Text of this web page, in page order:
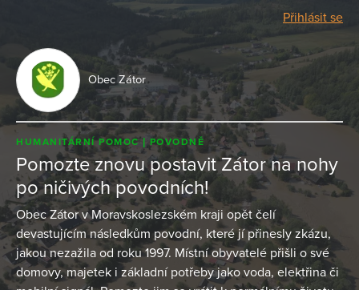
Přihlásit se
Obec Zátor
HUMANITÁRNÍ POMOC POVODNĚ
Pomozte znovu postavit Zátor na nohy
po ničivých povodních!
Obec Zátor v Moravskoslezském kraji opět čelí
devastujícím následkům povodní, které jí přinesly zkázu,
jakou nezažila od roku 1997. Místní obyvatelé přišli o své
domovy, majetek i základní potřeby jako voda, elektřina či